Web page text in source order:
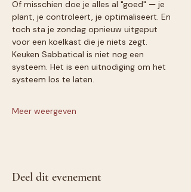
Of misschien doe je alles al "goed" — je
plant, je controleert, je optimaliseert. En
toch sta je zondag opnieuw uitgeput
voor een koelkast die je niets zegt.
Keuken Sabbatical is niet nog een
systeem. Het is een uitnodiging om het
systeem los te laten.
Meer weergeven
Deel dit evenement